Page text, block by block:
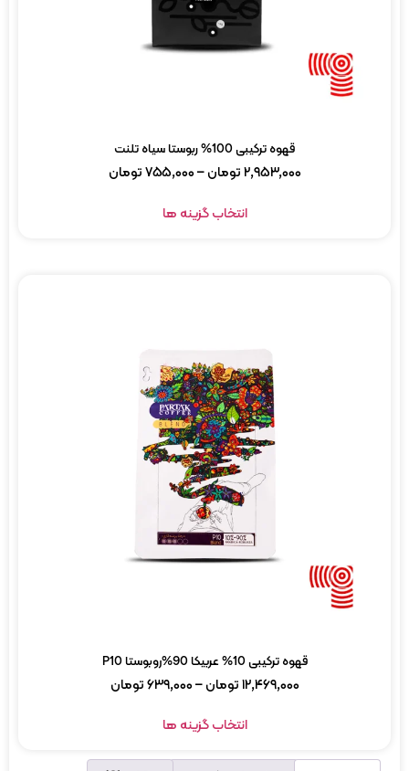
قهوه ترکیبی 100% ربوستا سیاه تلنت
۲,۹۵۳,۰۰۰تومان–۷۵۵,۰۰۰تومان
انتخاب گزینه ها
قهوه ترکیبی 10% عربیکا 90%روبوستا P10
۱۲,۴۶۹,۰۰۰تومان–۶۳۹,۰۰۰تومان
انتخاب گزینه ها